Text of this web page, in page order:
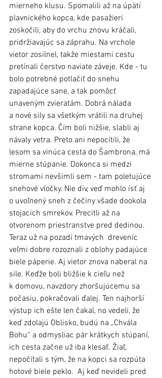
mierneho klusu. Spomalili až na úpätí
plavnického kopca, kde pasažieri
zoskočili, aby do vrchu znovu kráčali,
pridržiavajúc sa záprahu. Na vrchole
vietor zosilnel, takže miestami cestu
pretínali čerstvo naviate záveje. Kde - tu
bolo potrebné potlačiť do snehu
zapadajúce sane, a tak pomôcť
unaveným zvieratám. Dobrá nálada
a nové sily sa všetkým vrátili na druhej
strane kopca. Čím boli nižšie, slabli aj
návaly vetra. Preto ani nepocítili, že
lesom sa vinúca cesta do Šambrona, má
mierne stúpanie. Dokonca si medzi
stromami nevšimli sem - tam poletujúce
snehové vločky. Nie div, veď mohlo ísť aj
o uvoľnený sneh z čečiny všade dookola
stojacich smrekov. Precitli až na
otvorenom priestranstve pred dedinou.
Teraz už na pozadí tmavých  dreveníc
veľmi dobre rozoznali z oblohy padajúce
biele páperie. Aj vietor znova naberal na
sile. Keďže boli bližšie k cieľu než
k domovu, navzdory zhoršujúcemu sa
počasiu, pokračovali ďalej. Ten najhorší
výstup ich ešte len čakal, no vedeli, že
keď zdolajú Oblisko, budú na „Chvála
Bohu“ a odmysliac pár krátkych stúpaní,
ich cesta začne už iba klesať. Žiaľ,
nepočítali s tým, že na kopci sa rozpúta
hotové biele peklo.  Aj keď nevideli pred